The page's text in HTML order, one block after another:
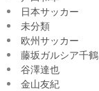
日本サッカー
未分類
欧州サッカー
藤坂ガルシア千鶴
谷澤達也
金山友紀